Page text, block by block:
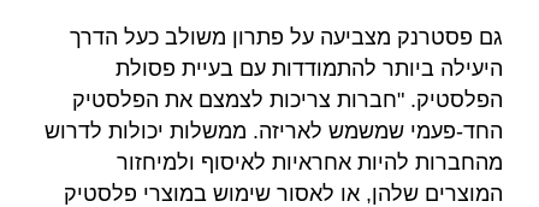
גם פסטרנק מצביעה על פתרון משולב כעל הדרך
היעילה ביותר להתמודדות עם בעיית פסולת
הפלסטיק. "חברות צריכות לצמצם את הפלסטיק
החד-פעמי שמשמש לאריזה. ממשלות יכולות לדרוש
מהחברות להיות אחראיות לאיסוף ולמיחזור
המוצרים שלהן, או לאסור שימוש במוצרי פלסטיק